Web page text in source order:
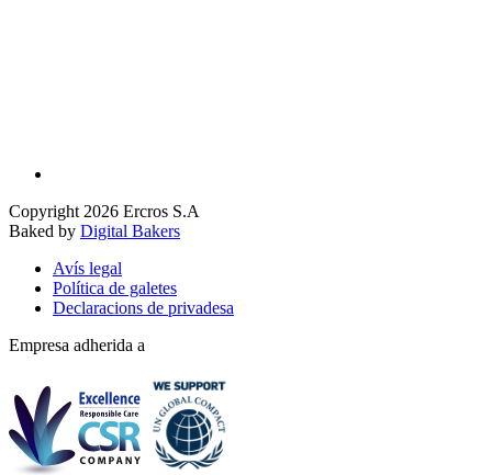
Copyright 2026 Ercros S.A
Baked by Digital Bakers
Avís legal
Política de galetes
Declaracions de privadesa
Empresa adherida a